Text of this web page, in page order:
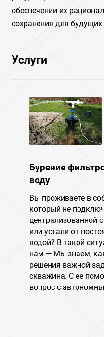
обеспечении их
сохранения для будущих
Услуги
Бурение
воду
Вы проживаете в
который не
централизованной
или устали от
водой? В такой
нам — Мы знаем,
решения важной
скважина. С ее
вопрос с